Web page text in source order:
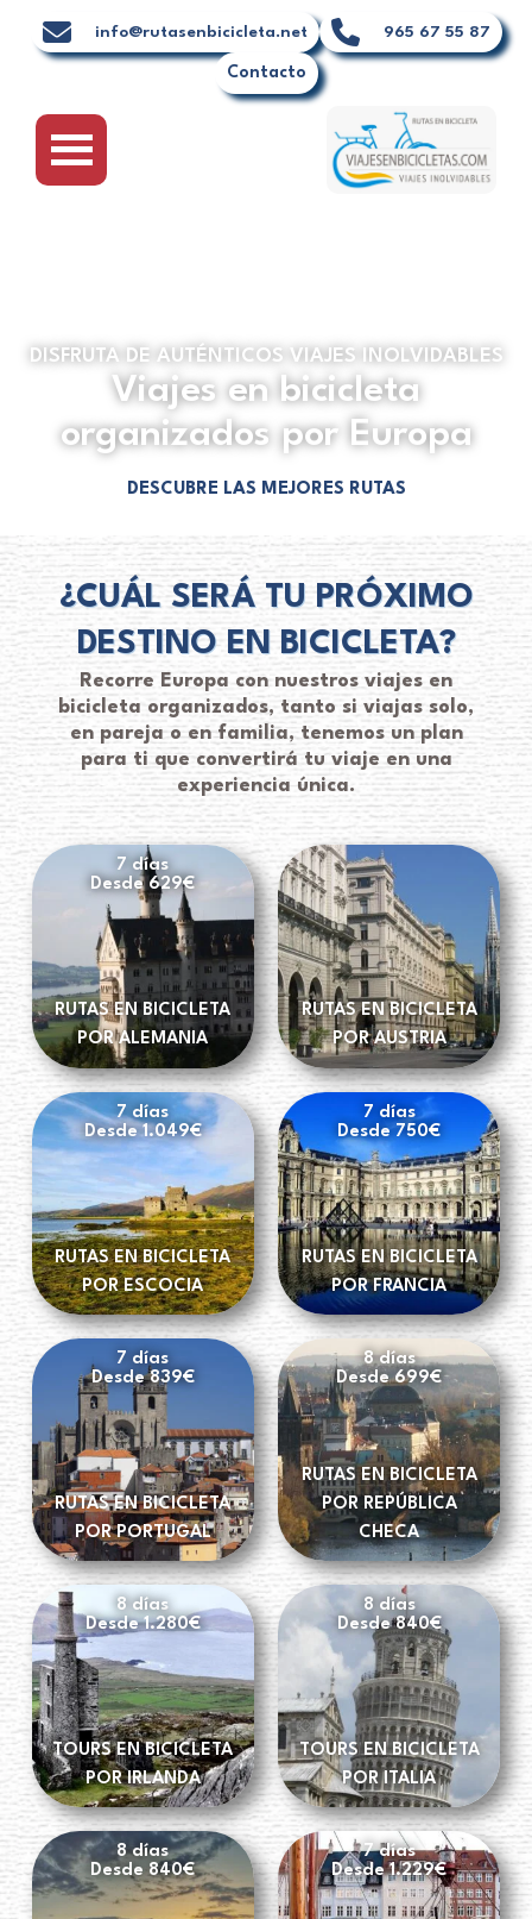
info@rutasenbicicleta.net 965 67 55 87
Contacto
DISFRUTA DE AUTÉNTICOS VIAJES INOLVIDABLES
Viajes en bicicleta
organizados por Europa
DESCUBRE LAS MEJORES RUTAS
¿CUÁL SERÁ TU PRÓXIMO
DESTINO EN BICICLETA?
Recorre Europa con nuestros viajes en
bicicleta organizados, tanto si viajas solo,
en pareja o en familia, tenemos un plan
para ti que convertirá tu viaje en una
experiencia única.
7 días
Desde 629€
RUTAS EN BICICLETA
POR ALEMANIA
RUTAS EN BICICLETA
POR AUSTRIA
7 días
Desde 1.049€
RUTAS EN BICICLETA
POR ESCOCIA
7 días
Desde 750€
RUTAS EN BICICLETA
POR FRANCIA
7 días
Desde 839€
RUTAS EN BICICLETA
POR PORTUGAL
8 días
Desde 699€
RUTAS EN BICICLETA
POR REPÚBLICA
CHECA
8 días
Desde 1.280€
TOURS EN BICICLETA
POR IRLANDA
8 días
Desde 840€
TOURS EN BICICLETA
POR ITALIA
8 días
Desde 840€
7 días
Desde 1.229€